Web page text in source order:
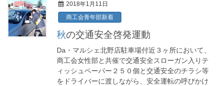
2018年1月11日
商工会青年部新着
秋の交通安全啓発運動
Da・マルシェ北野店駐車場付近３ヶ所において、
商工会女性部と共催で交通安全スローガン入りテ
ィッシュペーパー２５０個と交通安全のチラシ等
をドライバーに渡しながら、安全運転の呼びかけ